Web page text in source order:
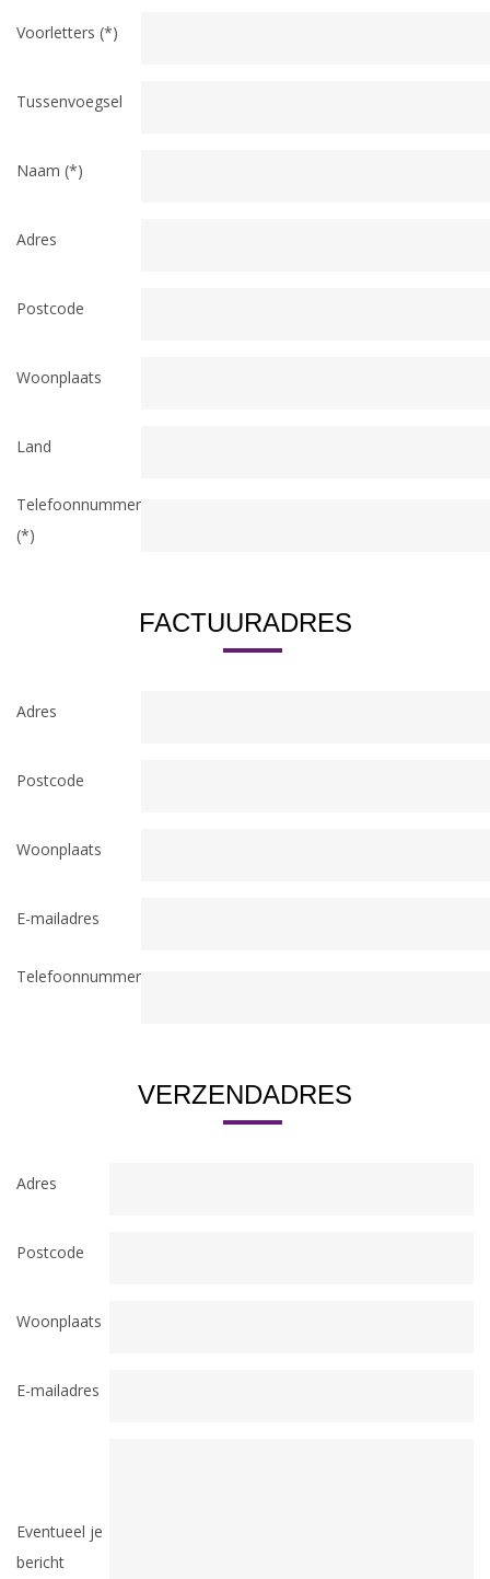
Voorletters (*)
Tussenvoegsel
Naam (*)
Adres
Postcode
Woonplaats
Land
Telefoonnummer
(*)
FACTUURADRES
Adres
Postcode
Woonplaats
E-mailadres
Telefoonnummer
VERZENDADRES
Adres
Postcode
Woonplaats
E-mailadres
Eventueel je
bericht